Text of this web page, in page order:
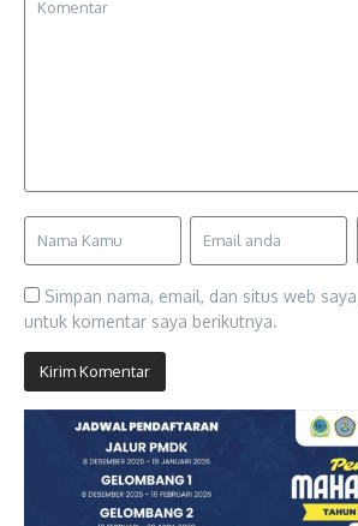
Simpan nama, email, dan situs web
untuk komentar saya berikutnya.